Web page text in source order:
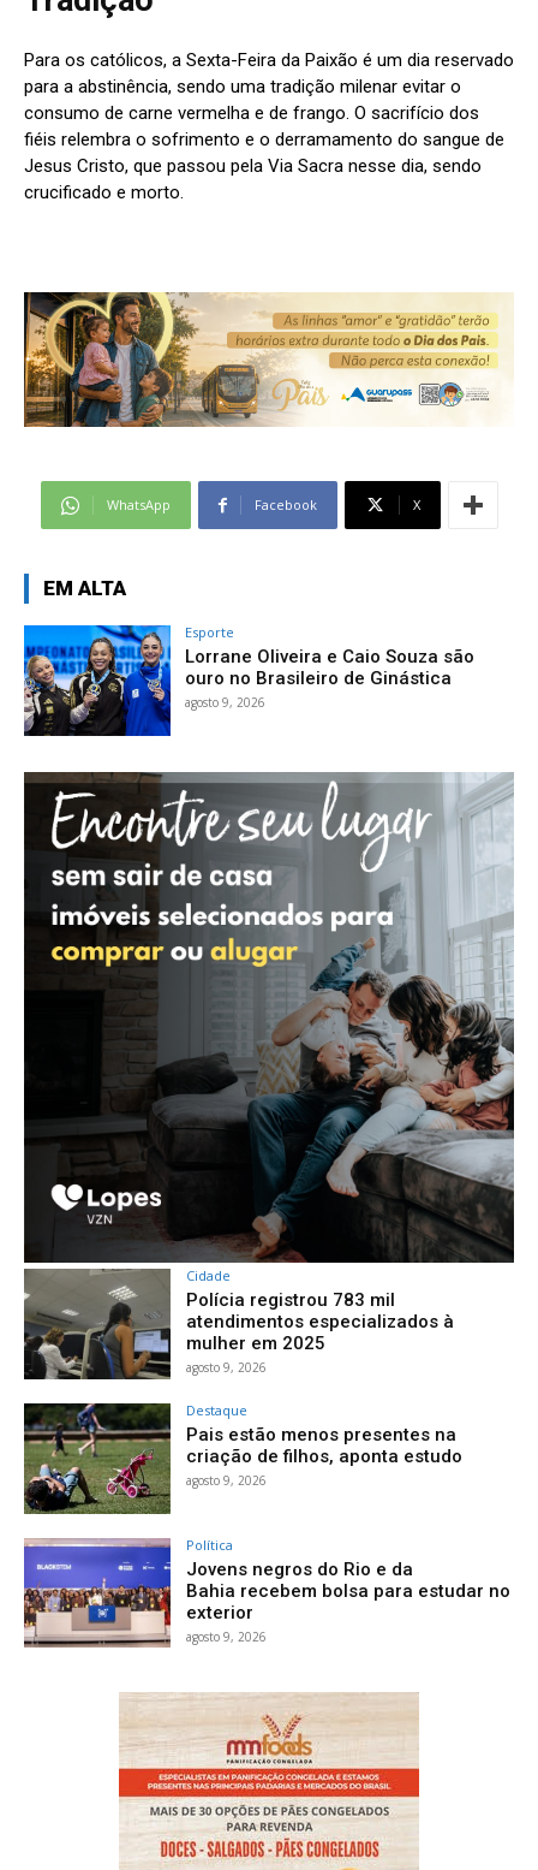
Para os católicos, a Sexta-Feira da Paixão é um dia reservado
para a abstinência, sendo uma tradição milenar evitar o
consumo de carne vermelha e de frango. O sacrifício dos
fiéis relembra o sofrimento e o derramamento do sangue de
Jesus Cristo, que passou pela Via Sacra nesse dia, sendo
crucificado e morto.
WhatsApp Facebook X
EM ALTA
Esporte
Lorrane Oliveira e Caio Souza são
ouro no Brasileiro de Ginástica
agosto 9, 2026
Cidade
Polícia registrou 783 mil
atendimentos especializados à
mulher em 2025
agosto 9, 2026
Destaque
Pais estão menos presentes na
criação de filhos, aponta estudo
agosto 9, 2026
Política
Jovens negros do Rio e da
Bahia recebem bolsa para estudar no
exterior
agosto 9, 2026